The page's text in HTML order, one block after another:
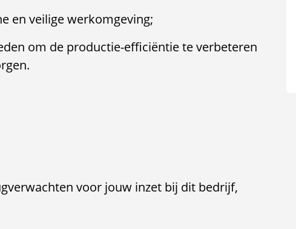
en veilige werkomgeving;
om de productie-efficiëntie te verbeteren
voor jouw inzet bij dit bedrijf,